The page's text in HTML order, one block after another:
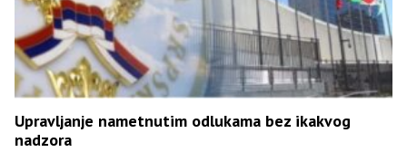
Upravljanje nametnutim odlukama bez ikakvog
nadzora